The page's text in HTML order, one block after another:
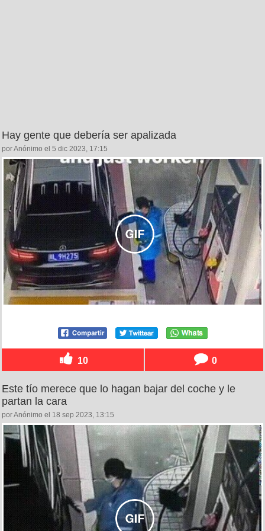
Hay gente que debería ser apalizada
por Anónimo el 5 dic 2023, 17:15
10 0
Este tío merece que lo hagan bajar del coche y le
partan la cara
por Anónimo el 18 sep 2023, 13:15